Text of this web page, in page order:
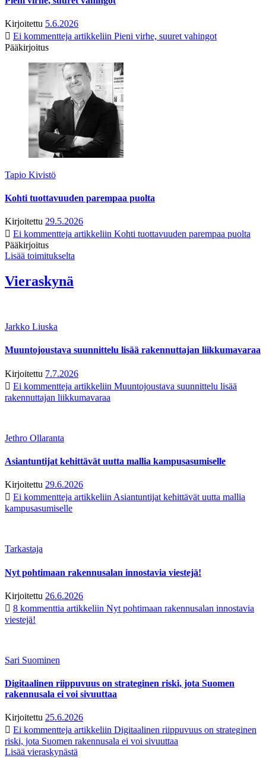
Kirjoitettu 5.6.2026
Ei kommentteja artikkeliin Pieni virhe, suuret vahingot
Pääkirjoitus
Tapio Kivistö
Kohti tuottavuuden parempaa puolta
Kirjoitettu 29.5.2026
Ei kommentteja artikkeliin Kohti tuottavuuden parempaa puolta
Pääkirjoitus
Lisää toimitukselta
Vieraskynä
Jarkko Liuska
Muuntojoustava suunnittelu lisää rakennuttajan liikkumavaraa
Kirjoitettu 7.7.2026
Ei kommentteja artikkeliin Muuntojoustava suunnittelu lisää
rakennuttajan liikkumavaraa
Jethro Ollaranta
Asiantuntijat kehittävät uutta mallia kampusasumiselle
Kirjoitettu 29.6.2026
Ei kommentteja artikkeliin Asiantuntijat kehittävät uutta mallia
kampusasumiselle
Tarkastaja
Nyt pohtimaan rakennusalan innostavia viestejä!
Kirjoitettu 26.6.2026
8 kommenttia artikkeliin Nyt pohtimaan rakennusalan innostavia
viestejä!
Sari Suominen
Digitaalinen riippuvuus on strateginen riski, jota Suomen
rakennusala ei voi sivuuttaa
Kirjoitettu 25.6.2026
Ei kommentteja artikkeliin Digitaalinen riippuvuus on strateginen
riski, jota Suomen rakennusala ei voi sivuuttaa
Lisää vieraskynästä